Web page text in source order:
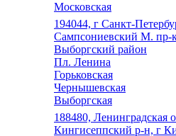
Московская
194044, г Санкт-
Сампсониевский М. пр-
Выборгский район
Пл. Ленина
Горьковская
Чернышевская
Выборгская
188480, Ленинградская
Кингисеппский р-н, г